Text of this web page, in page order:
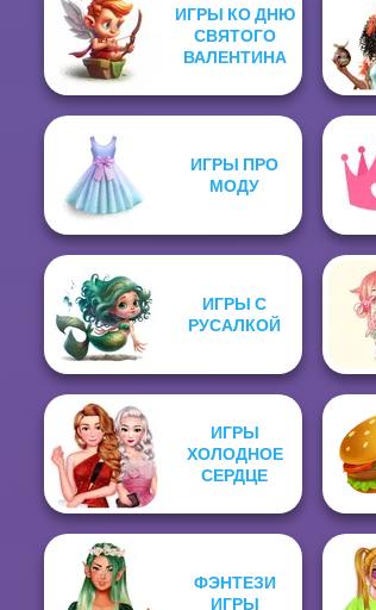
ИГРЫ КО ДНЮ
СВЯТОГО
ВАЛЕНТИНА
ИГРЫ ПРО
МОДУ
ИГРЫ С
РУСАЛКОЙ
ИГРЫ
ХОЛОДНОЕ
СЕРДЦЕ
ФЭНТЕЗИ
ИГРЫ